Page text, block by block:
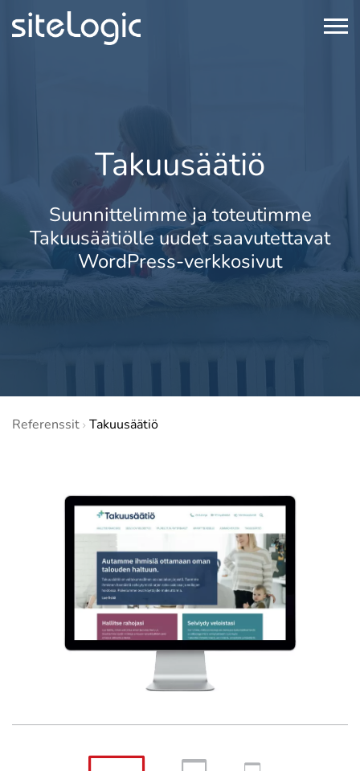
Takuusäätiö
Suunnittelimme ja toteutimme
Takuusäätiölle uudet saavutettavat
WordPress-verkkosivut
Referenssit Takuusäätiö